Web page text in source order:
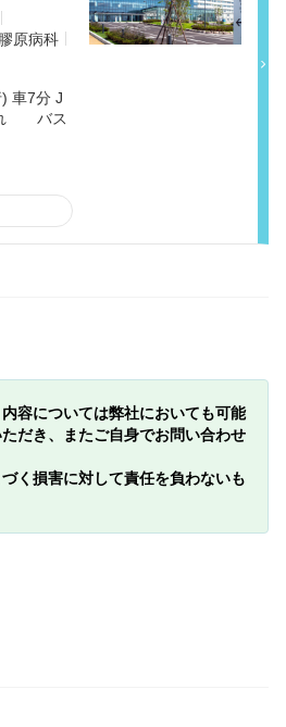
原病科
車7分 J
れ バス
容については弊社においても可能
だき、またご自身でお問い合わせ
く損害に対して責任を負わないも